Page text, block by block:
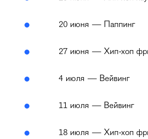
20 июня — Паппинг
27 июня — Хип-хоп
4 июля — Вейвинг
11 июля — Вейвинг
18 июля — Хип-хоп